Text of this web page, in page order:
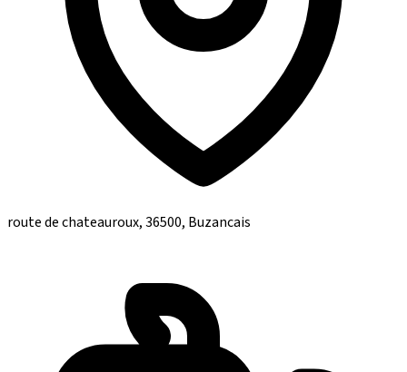
route de chateauroux, 36500, Buzancais